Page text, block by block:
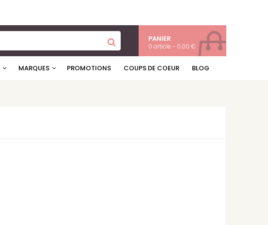
PANIER
0 article - 0.00 €
MARQUES PROMOTIONS COUPS DE COEUR BLOG